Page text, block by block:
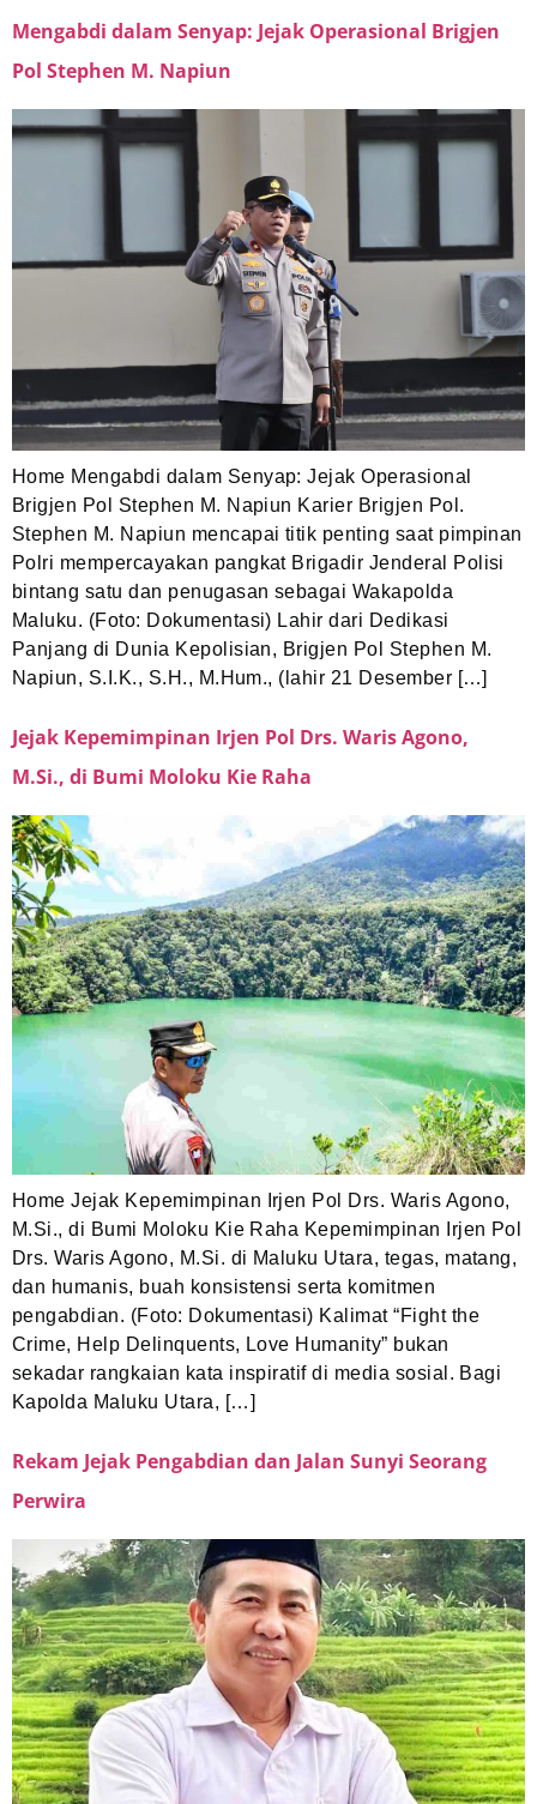
Mengabdi dalam Senyap: Jejak Operasional Brigjen
Pol Stephen M. Napiun
Home Mengabdi dalam Senyap: Jejak Operasional
Brigjen Pol Stephen M. Napiun Karier Brigjen Pol.
Stephen M. Napiun mencapai titik penting saat pimpinan
Polri mempercayakan pangkat Brigadir Jenderal Polisi
bintang satu dan penugasan sebagai Wakapolda
Maluku. (Foto: Dokumentasi) Lahir dari Dedikasi
Panjang di Dunia Kepolisian, Brigjen Pol Stephen M.
Napiun, S.I.K., S.H., M.Hum., (lahir 21 Desember […]
Jejak Kepemimpinan Irjen Pol Drs. Waris Agono,
M.Si., di Bumi Moloku Kie Raha
Home Jejak Kepemimpinan Irjen Pol Drs. Waris Agono,
M.Si., di Bumi Moloku Kie Raha Kepemimpinan Irjen Pol
Drs. Waris Agono, M.Si. di Maluku Utara, tegas, matang,
dan humanis, buah konsistensi serta komitmen
pengabdian. (Foto: Dokumentasi) Kalimat “Fight the
Crime, Help Delinquents, Love Humanity” bukan
sekadar rangkaian kata inspiratif di media sosial. Bagi
Kapolda Maluku Utara, […]
Rekam Jejak Pengabdian dan Jalan Sunyi Seorang
Perwira